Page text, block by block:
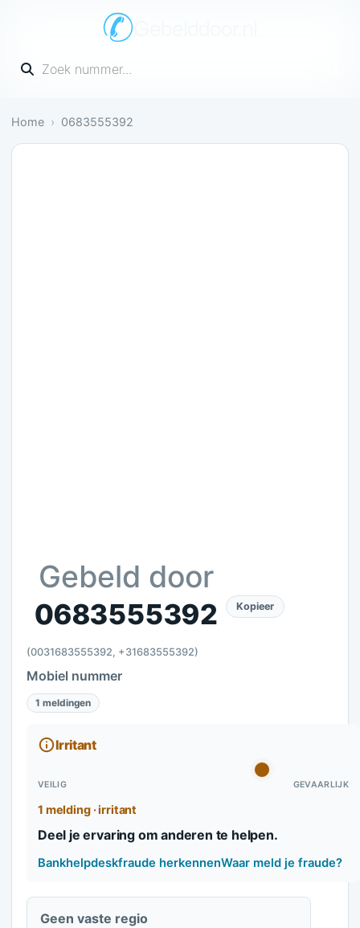
Gebelddoor.nl
Vul een telefoonnummer in
Home 0683555392
Gebeld door
0683555392
(0031683555392, +31683555392)
Kopieer
Mobiel nummer
1 meldingen
Irritant
VEILIG GEVAARLIJK
1 melding · irritant
Deel je ervaring om anderen te helpen.
Bankhelpdeskfraude herkennenWaar meld je fraude?
Geen vaste regio